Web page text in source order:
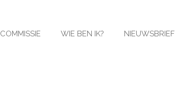
COMMISSIE WIE BEN IK? NIEUWSBRIEF